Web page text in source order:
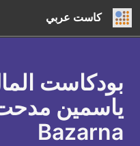
كاست عربي
بودكاست
ياسمين
Bazarna